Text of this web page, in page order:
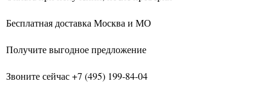
Бесплатная доставка Москва и МО
Получите выгодное предложение
Звоните сейчас +7 (495) 199-84-04